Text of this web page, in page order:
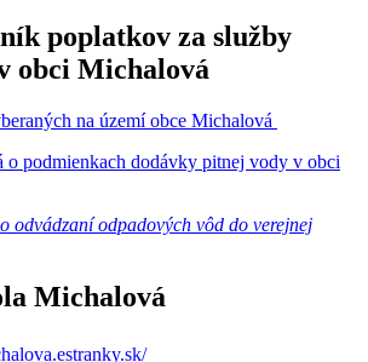
poplatkov za služby
obci Michalová
na území obce Michalová
podmienkach dodávky pitnej vody v obci
odvádzaní odpadových vôd do verejnej
Michalová